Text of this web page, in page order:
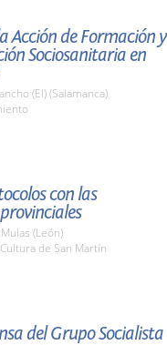
Acción de Formación y
Sociosanitaria en
(El) (Salamanca)
con las
(León)
de San Martín
del Grupo Socialista